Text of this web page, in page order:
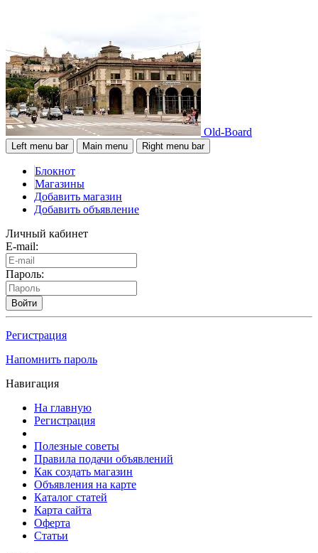
Old-Board
Left menu bar Main menu Right menu bar
Блокнот
Магазины
Добавить магазин
Добавить объявление
Личный кабинет
E-mail:
Пароль:
Войти
Регистрация
Напомнить пароль
Навигация
На главную
Регистрация
Полезные советы
Правила подачи объявлений
Как создать магазин
Объявления на карте
Каталог статей
Карта сайта
Оферта
Статьи